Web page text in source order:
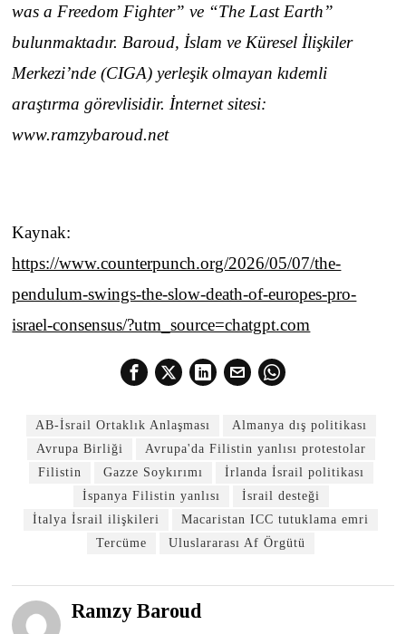
was a Freedom Fighter” ve “The Last Earth”
bulunmaktadır. Baroud, İslam ve Küresel İlişkiler
Merkezi’nde (CIGA) yerleşik olmayan kıdemli
araştırma görevlisidir. İnternet sitesi:
www.ramzybaroud.net
Kaynak:
https://www.counterpunch.org/2026/05/07/the-
pendulum-swings-the-slow-death-of-europes-pro-
israel-consensus/?utm_source=chatgpt.com
AB-İsrail Ortaklık Anlaşması
Almanya dış politikası
Avrupa Birliği
Avrupa'da Filistin yanlısı protestolar
Filistin
Gazze Soykırımı
İrlanda İsrail politikası
İspanya Filistin yanlısı
İsrail desteği
İtalya İsrail ilişkileri
Macaristan ICC tutuklama emri
Tercüme
Uluslararası Af Örgütü
Ramzy Baroud